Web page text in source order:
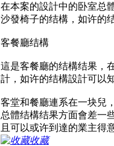
在本案的設計中的卧室总
沙發椅子的结構，如许的
客餐廳结構
這是客餐廳的结構结果，
計，如许的结構設計可以
客堂和餐廳連系在一块兒
总體结構结果方面會差一
且可以或许到達的業主得
收藏